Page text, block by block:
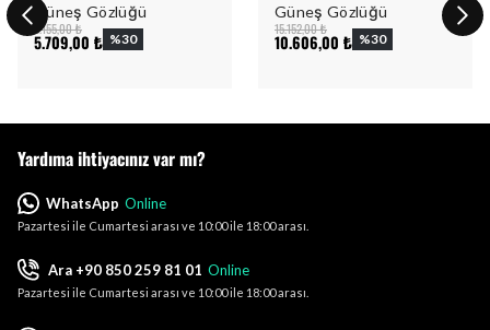
Güneş Gözlüğü
8.155,00 ₺
5.709,00 ₺ %30
Güneş Gözlüğü
15.152,00 ₺
10.606,00 ₺ %30
Yardıma ihtiyacınız var mı?
WhatsApp Online
Pazartesi ile Cumartesi arası ve 10:00 ile 18:00 arası.
Ara +90 850 259 81 01 Online
Pazartesi ile Cumartesi arası ve 10:00 ile 18:00 arası.